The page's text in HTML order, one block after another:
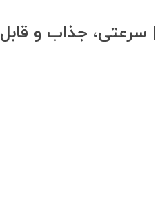
سرعتی، جذاب و قابل